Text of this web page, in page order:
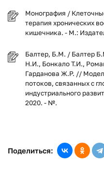
Монография /
терапия хронических
кишечника. - М.:
Балтер, Б.М. / Балтер
Н.И., Бонкало Т.И.,
Гарданова Ж.Р. //
потоков, связанных с
индустриального
2020. - №.
Поделиться: